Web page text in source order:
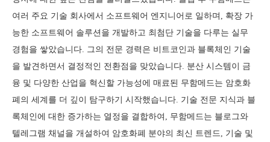
여러 주요 기술 회사에서 소프트웨어 엔지니어로 일하며, 확장 가
능한 소프트웨어 솔루션을 개발하고 최첨단 기술을 다루는 실무
경험을 쌓았습니다. 그의 전문 경력은 비트코인과 블록체인 기술
을 발견하면서 결정적인 전환점을 맞았습니다. 분산 시스템이 금
융 및 다양한 산업을 혁신할 가능성에 매료된 무함메드는 암호화
폐의 세계를 더 깊이 탐구하기 시작했습니다. 기술 전문 지식과 블
록체인에 대한 증가하는 열정을 결합하여, 무함메드는 블로그와
텔레그램 채널을 개설하여 암호화폐 분야의 최신 트렌드, 기술 및